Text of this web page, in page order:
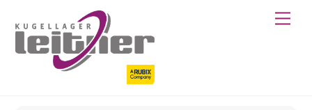
content